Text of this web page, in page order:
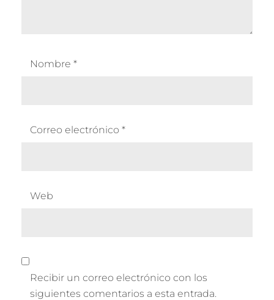
Nombre *
Correo electrónico *
Web
Recibir un correo electrónico con los
siguientes comentarios a esta entrada.